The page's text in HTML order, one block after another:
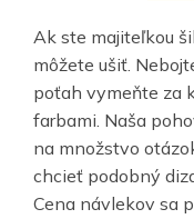
Ak ste majiteľkou
môžete ušiť.
poťah vymeňte za
farbami. Naša
na množstvo
chcieť podobný
Cena návlekov sa